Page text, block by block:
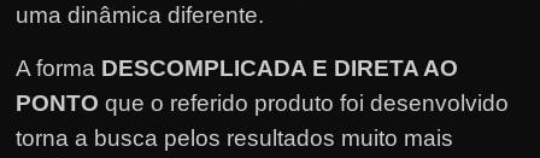
uma dinâmica diferente.
A forma DESCOMPLICADA E DIRETA AO
PONTO que o referido produto foi desenvolvido
torna a busca pelos resultados muito mais